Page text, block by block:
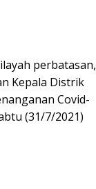
perbatasan,
Kepala Distrik
Covid-
(31/7/2021)